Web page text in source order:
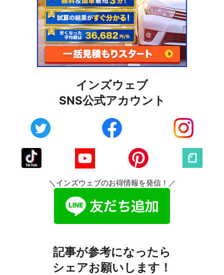
インズウェブ
SNS公式アカウント
＼インズウェブのお得情報を発信！／
記事が参考になったら
シェアお願いします！